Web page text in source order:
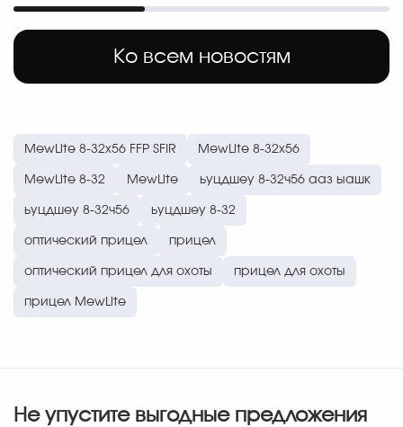
Ко всем новостям
MewLite 8-32x56 FFP SFIR MewLite 8-32x56
MewLite 8-32 MewLite ьуцдшеу 8-32ч56 ааз ыашк
ьуцдшеу 8-32ч56 ьуцдшеу 8-32
оптический прицел прицел
оптический прицел для охоты прицел для охоты
прицел MewLite
Не упустите выгодные предложения